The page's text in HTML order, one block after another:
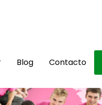
Blog Contacto